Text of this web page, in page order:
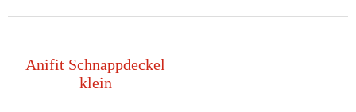
Anifit Schnappdeckel
klein